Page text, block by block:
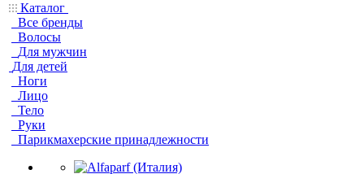
Каталог
Все бренды
Волосы
Для мужчин
Для детей
Ноги
Лицо
Тело
Руки
Парикмахерские принадлежности